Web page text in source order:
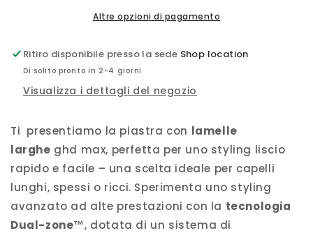
Altre opzioni di pagamento
Ritiro disponibile presso la sede Shop location
Di solito pronto in 2-4 giorni
Visualizza i dettagli del negozio
Ti presentiamo la piastra con lamelle
larghe ghd max, perfetta per uno styling liscio
rapido e facile – una scelta ideale per capelli
lunghi, spessi o ricci. Sperimenta uno styling
avanzato ad alte prestazioni con la tecnologia
Dual-zone™, dotata di un sistema di